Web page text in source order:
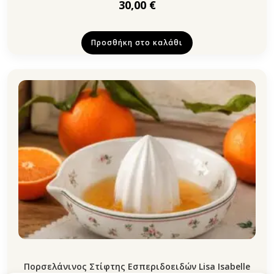
30,00 €
Προσθήκη στο καλάθι
Πορσελάνινος Στίφτης Εσπεριδοειδών Lisa Isabelle